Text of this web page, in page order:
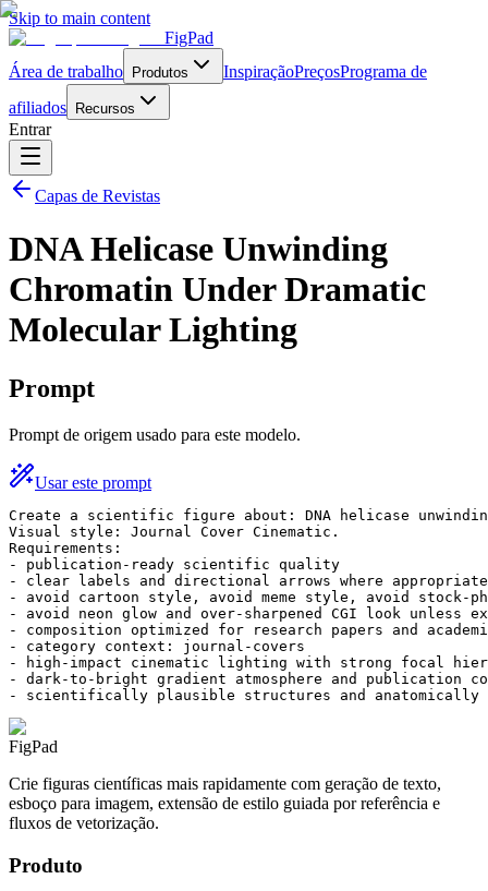
Skip to main content
FigPad
Área de trabalho
Produtos InspiraçãoPreçosPrograma de
afiliados
Recursos
Entrar
Capas de Revistas
DNA Helicase Unwinding
Chromatin Under Dramatic
Molecular Lighting
Prompt
Prompt de origem usado para este modelo.
Usar este prompt
Create a scientific figure about: DNA helicase
Visual style: Journal Cover Cinematic.
Requirements:
- publication-ready scientific quality
- clear labels and directional arrows where appropriate
- avoid cartoon style, avoid meme style, avoid stock-
- avoid neon glow and over-sharpened CGI look unless
- composition optimized for research papers and
- category context: journal-covers
- high-impact cinematic lighting with strong focal
- dark-to-bright gradient atmosphere and publication
- scientifically plausible structures and anatomically
FigPad
Crie figuras científicas mais rapidamente com geração de texto,
esboço para imagem, extensão de estilo guiada por referência e
fluxos de vetorização.
Produto